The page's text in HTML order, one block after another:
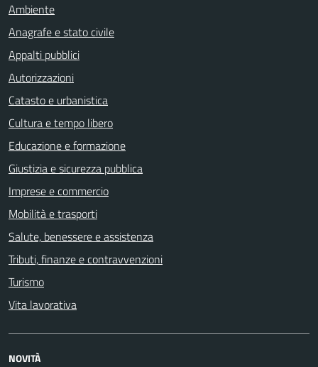
Ambiente
Anagrafe e stato civile
Appalti pubblici
Autorizzazioni
Catasto e urbanistica
Cultura e tempo libero
Educazione e formazione
Giustizia e sicurezza pubblica
Imprese e commercio
Mobilità e trasporti
Salute, benessere e assistenza
Tributi, finanze e contravvenzioni
Turismo
Vita lavorativa
NOVITÀ